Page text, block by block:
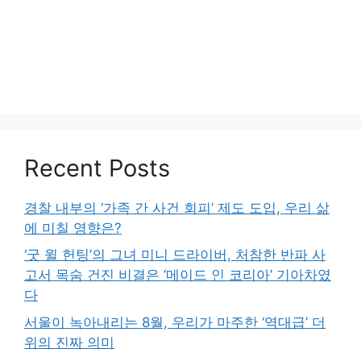
Recent Posts
경찰 내부의 ‘가족 간 사건 회피’ 제도 도입, 우리 삶
에 미칠 영향은?
‘굿 윌 헌팅’의 그녀 미니 드라이버, 처참한 반파 사
고서 목숨 건진 비결은 ‘메이드 인 코리아’ 기아차였
다
서울이 녹아내리는 8월, 우리가 마주한 ‘역대급’ 더
위의 진짜 의미